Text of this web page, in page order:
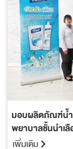
มอบผลิตภัณฑ์น้ำ
พยาบาลชั้นนำเลื
เพิ่มเติม